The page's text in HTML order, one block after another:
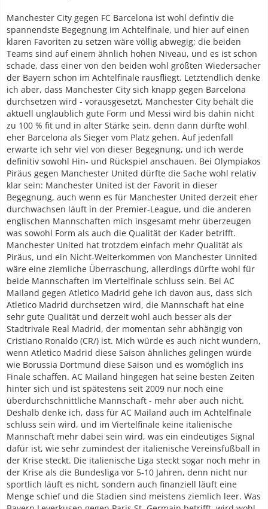
Manchester City gegen FC Barcelona ist wohl defintiv die
spannendste Begegnung im Achtelfinale, und hier auf einen
klaren Favoriten zu setzen wäre völlig abwegig; die beiden
Teams sind auf einem ähnlich hohen Niveau, und es ist schon
schade, dass einer von den beiden wohl größten Wiedersacher
der Bayern schon im Achtelfinale rausfliegt. Letztendlich denke
ich aber, dass Manchester City sich knapp gegen Barcelona
durchsetzen wird - vorausgesetzt, Manchester City behält die
aktuell unglaublich gute Form und Messi wird bis dahin nicht
zu 100 % fit und in alter Stärke sein, denn dann dürfte wohl
eher Barcelona als Sieger vom Platz gehen. Auf jedenfall
erwarte ich sehr viel von dieser Begegnung, und ich werde
definitiv sowohl Hin- und Rückspiel anschauen. Bei Olympiakos
Piräus gegen Manchester United dürfte die Sache wohl relativ
klar sein: Manchester United ist der Favorit in dieser
Begegnung, auch wenn es für Manchester United derzeit eher
durchwachsen läuft in der Premier-League, und die anderen
englischen Mannschaften mich insgesamt mehr überzeugen
was sowohl Form als auch die Qualität der Kader betrifft.
Manchester United hat trotzdem einfach mehr Qualität als
Piräus, und ein Nicht-Weiterkommen von Manchester Unnited
wäre eine ziemliche Überraschung, allerdings dürfte wohl für
beide Mannschaften im Viertelfinale schluss sein. Bei AC
Mailand gegen Atletico Madrid gehe ich davon aus, dass sich
Atletico Madrid durchsetzen wird, die Mannschaft hat eine
sehr gute Qualität und derzeit wohl auch besser als der
Stadtrivale Real Madrid, der momentan sehr abhängig von
Cristiano Ronaldo (CR/) ist. Mich würde es auch nicht wundern,
wenn Atletico Madrid diese Saison ähnliches gelingen würde
wie Borussia Dortmund diese Saison und es womöglich ins
Finale schaffen. AC Mailand hingegen hat seine besten Zeiten
hinter sich und ist spätestens seit 2009 nur noch eine
überdurchschnittliche Mannschaft - mehr aber auch nicht.
Deshalb denke ich, dass für AC Mailand auch im Achtelfinale
schluss sein wird, und im Viertelfinale keine italienische
Mannschaft mehr dabei sein wird, was ein eindeutiges Signal
dafür ist, wie sehr zumindest der italienische Vereinsfußball in
der Krise steckt. Die italienische Liga steckt sogar noch mehr in
der Krise als die Bundesliga vor 5-10 Jahren, denn nicht nur
sportlich läuft es nicht, sondern auch finanziell läuft eine
Menge schief und die Stadien sind meistens ziemlich leer. Was